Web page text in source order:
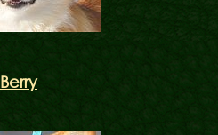
Berry